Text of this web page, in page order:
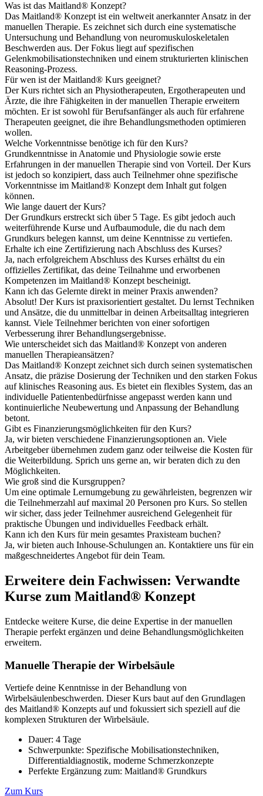
Was ist das Maitland® Konzept?
Das Maitland® Konzept ist ein weltweit anerkannter Ansatz in der
manuellen Therapie. Es zeichnet sich durch eine systematische
Untersuchung und Behandlung von neuromuskuloskeletalen
Beschwerden aus. Der Fokus liegt auf spezifischen
Gelenkmobilisationstechniken und einem strukturierten klinischen
Reasoning-Prozess.
Für wen ist der Maitland® Kurs geeignet?
Der Kurs richtet sich an Physiotherapeuten, Ergotherapeuten und
Ärzte, die ihre Fähigkeiten in der manuellen Therapie erweitern
möchten. Er ist sowohl für Berufsanfänger als auch für erfahrene
Therapeuten geeignet, die ihre Behandlungsmethoden optimieren
wollen.
Welche Vorkenntnisse benötige ich für den Kurs?
Grundkenntnisse in Anatomie und Physiologie sowie erste
Erfahrungen in der manuellen Therapie sind von Vorteil. Der Kurs
ist jedoch so konzipiert, dass auch Teilnehmer ohne spezifische
Vorkenntnisse im Maitland® Konzept dem Inhalt gut folgen
können.
Wie lange dauert der Kurs?
Der Grundkurs erstreckt sich über 5 Tage. Es gibt jedoch auch
weiterführende Kurse und Aufbaumodule, die du nach dem
Grundkurs belegen kannst, um deine Kenntnisse zu vertiefen.
Erhalte ich eine Zertifizierung nach Abschluss des Kurses?
Ja, nach erfolgreichem Abschluss des Kurses erhältst du ein
offizielles Zertifikat, das deine Teilnahme und erworbenen
Kompetenzen im Maitland® Konzept bescheinigt.
Kann ich das Gelernte direkt in meiner Praxis anwenden?
Absolut! Der Kurs ist praxisorientiert gestaltet. Du lernst Techniken
und Ansätze, die du unmittelbar in deinen Arbeitsalltag integrieren
kannst. Viele Teilnehmer berichten von einer sofortigen
Verbesserung ihrer Behandlungsergebnisse.
Wie unterscheidet sich das Maitland® Konzept von anderen
manuellen Therapieansätzen?
Das Maitland® Konzept zeichnet sich durch seinen systematischen
Ansatz, die präzise Dosierung der Techniken und den starken Fokus
auf klinisches Reasoning aus. Es bietet ein flexibles System, das an
individuelle Patientenbedürfnisse angepasst werden kann und
kontinuierliche Neubewertung und Anpassung der Behandlung
betont.
Gibt es Finanzierungsmöglichkeiten für den Kurs?
Ja, wir bieten verschiedene Finanzierungsoptionen an. Viele
Arbeitgeber übernehmen zudem ganz oder teilweise die Kosten für
die Weiterbildung. Sprich uns gerne an, wir beraten dich zu den
Möglichkeiten.
Wie groß sind die Kursgruppen?
Um eine optimale Lernumgebung zu gewährleisten, begrenzen wir
die Teilnehmerzahl auf maximal 20 Personen pro Kurs. So stellen
wir sicher, dass jeder Teilnehmer ausreichend Gelegenheit für
praktische Übungen und individuelles Feedback erhält.
Kann ich den Kurs für mein gesamtes Praxisteam buchen?
Ja, wir bieten auch Inhouse-Schulungen an. Kontaktiere uns für ein
maßgeschneidertes Angebot für dein Team.
Erweitere dein Fachwissen: Verwandte
Kurse zum Maitland® Konzept
Entdecke weitere Kurse, die deine Expertise in der manuellen
Therapie perfekt ergänzen und deine Behandlungsmöglichkeiten
erweitern.
Manuelle Therapie der Wirbelsäule
Vertiefe deine Kenntnisse in der Behandlung von
Wirbelsäulenbeschwerden. Dieser Kurs baut auf den Grundlagen
des Maitland® Konzepts auf und fokussiert sich speziell auf die
komplexen Strukturen der Wirbelsäule.
Dauer: 4 Tage
Schwerpunkte: Spezifische Mobilisationstechniken,
Differentialdiagnostik, moderne Schmerzkonzepte
Perfekte Ergänzung zum: Maitland® Grundkurs
Zum Kurs